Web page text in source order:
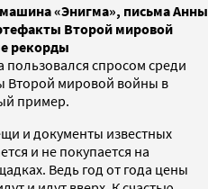
«Энигма», письма Анны
Второй мировой
рекорды
пользовался спросом среди
Второй мировой войны в
пример.
и документы известных
и не покупается на
Ведь год от года цены